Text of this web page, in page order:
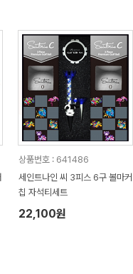
상품번호 : 641486
세인트나인 씨 3피스 6구 볼마커
칩 자석티세트
22,100원